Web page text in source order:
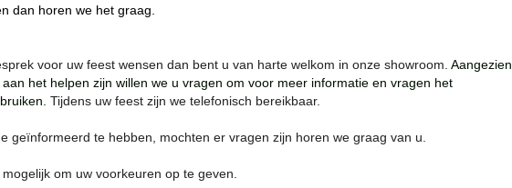
dan horen we het graag.
voor uw feest wensen dan bent u van harte welkom in onze showroom. Aangezien
het helpen zijn willen we u vragen om voor meer informatie en vragen het
Tijdens uw feest zijn we telefonisch bereikbaar.
geïnformeerd te hebben, mochten er vragen zijn horen we graag van u.
om uw voorkeuren op te geven.